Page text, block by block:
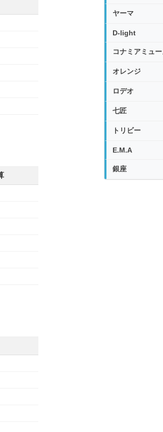
ヤーマ
D-light
コナミアミュ
オレンジ
ロデオ
七匠
トリビー
E.M.A
銀座